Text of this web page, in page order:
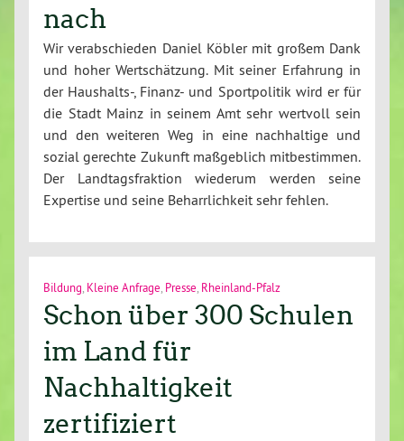
nach
Wir verabschieden Daniel Köbler mit großem Dank
und hoher Wertschätzung. Mit seiner Erfahrung in
der Haushalts-, Finanz- und Sportpolitik wird er für
die Stadt Mainz in seinem Amt sehr wertvoll sein
und den weiteren Weg in eine nachhaltige und
sozial gerechte Zukunft maßgeblich mitbestimmen.
Der Landtagsfraktion wiederum werden seine
Expertise und seine Beharrlichkeit sehr fehlen.
Bildung Kleine Anfrage Presse Rheinland-Pfalz
Schon über 300 Schulen
im Land für
Nachhaltigkeit
zertifiziert